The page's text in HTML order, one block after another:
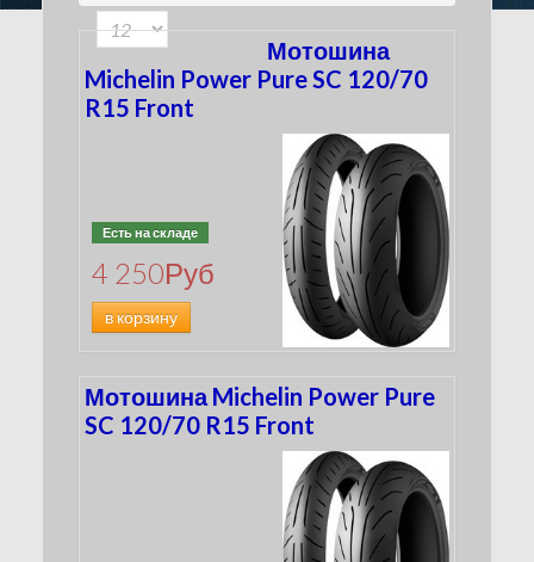
150(7)
160(1)
3.00 (0)
MH90(7)
Мотошина
Michelin Power Pure SC 120/70
R15 Front
Есть на складе
4 250Руб
в корзину
Мотошина Michelin Power Pure
SC 120/70 R15 Front